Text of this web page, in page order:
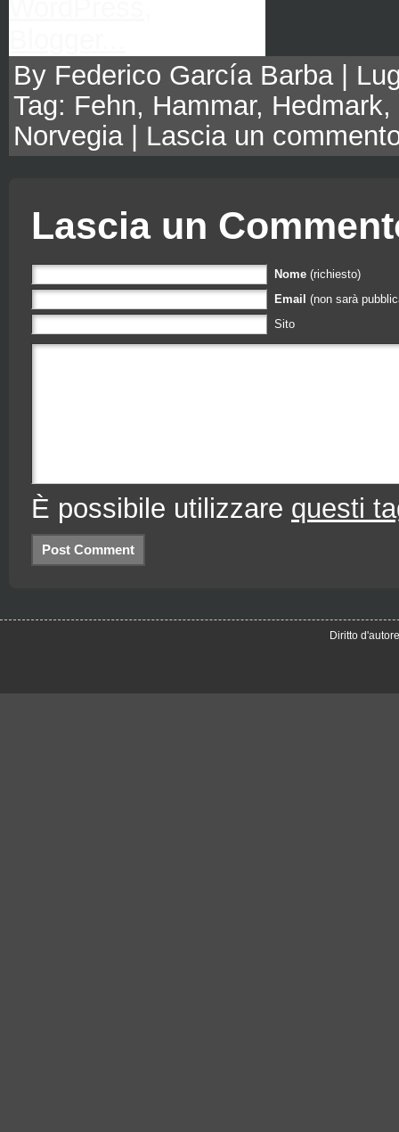
By Federico García Barba |
Tag: Fehn, Hammar, Hedmark,
Norvegia| Lascia un
Lascia un
Nome (richiesto)
Email (non sarà
Sito
È possibile utilizzare questi
Diritto